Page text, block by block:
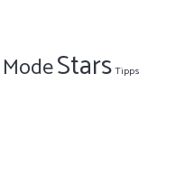
ModeStars Tipps